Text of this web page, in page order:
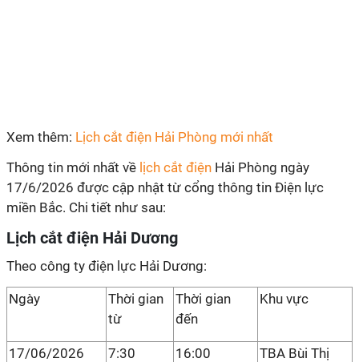
Xem thêm: Lịch cắt điện Hải Phòng mới nhất
Thông tin mới nhất về lịch cắt điện Hải Phòng ngày
17/6/2026 được cập nhật từ cổng thông tin Điện lực
miền Bắc. Chi tiết như sau:
Lịch cắt điện Hải Dương
Theo công ty điện lực Hải Dương:
Ngày
Thời gian
từ
Thời gian
đến
Khu vực
17/06/2026 7:30 16:00
TBA Bùi Thị